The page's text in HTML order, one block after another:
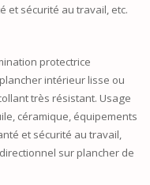
et sécurité au travail, etc.
protectrice
intérieur lisse ou
très résistant. Usage
céramique, équipements
et sécurité au travail,
sur plancher de